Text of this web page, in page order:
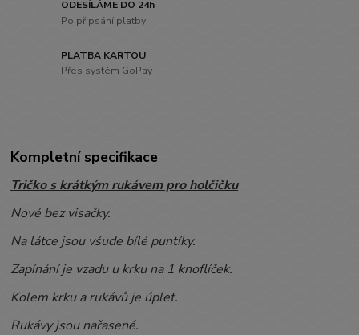
ODESÍLÁME DO 24h
Po připsání platby
PLATBA KARTOU
Přes systém GoPay
Kompletní specifikace
Tričko s krátkým rukávem pro holčičku
Nové bez visačky.
Na látce jsou všude bílé puntíky.
Zapínání je vzadu u krku na 1 knoflíček.
Kolem krku a rukávů je úplet.
Rukávy jsou nařasené.